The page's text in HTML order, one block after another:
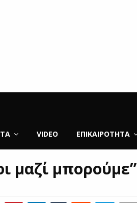
VIDEO ΕΠΙΚΑΙΡΌΤΗΤΑ
μαζί μπορούμε”